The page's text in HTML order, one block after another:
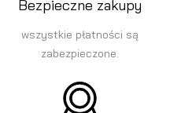
Bezpieczne zakupy
wszystkie płatności są
zabezpieczone.